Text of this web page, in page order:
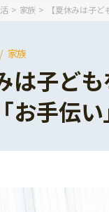
1歳
小学2年生
家族 【夏休みは子
家族
は子ど
お手伝